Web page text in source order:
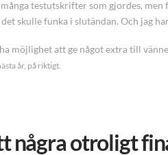
testutskrifter som gjordes,
skulle funka i slutändan. Och jag
möjlighet att ge något extra till
år, på riktigt.
några otroligt